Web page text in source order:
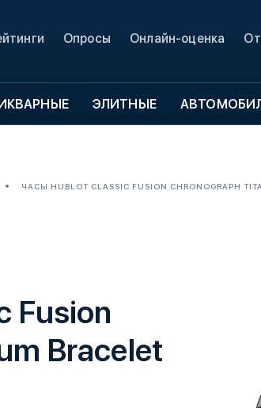
Опросы Онлайн-оценка
ЭЛИТНЫЕ
ЧАСЫ HUBLOT CLASSIC FUSION CHRONOGRAPH
Fusion
Bracelet